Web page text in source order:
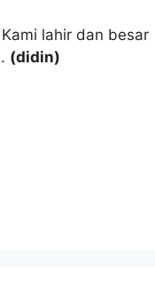
lahir dan besar
(didin)